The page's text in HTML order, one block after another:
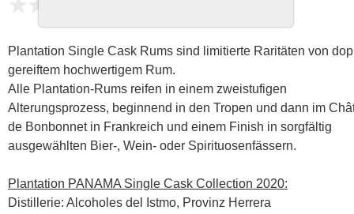
Plantation Single Cask Rums sind limitierte Raritäten von
gereiftem hochwertigem Rum.
Alle Plantation-Rums reifen in einem zweistufigen
Alterungsprozess, beginnend in den Tropen und dann im
de Bonbonnet in Frankreich und einem Finish in sorgfältig
ausgewählten Bier-, Wein- oder Spirituosenfässern.
Plantation PANAMA Single Cask Collection 2020:
Distillerie: Alcoholes del Istmo, Provinz Herrera